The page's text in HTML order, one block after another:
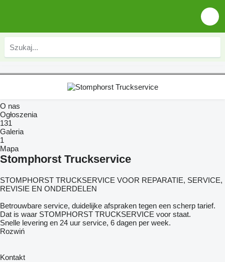
O nas
Ogłoszenia
131
Galeria
1
Mapa
Stomphorst Truckservice
STOMPHORST TRUCKSERVICE VOOR REPARATIE, SERVICE,
REVISIE EN ONDERDELEN
Betrouwbare service, duidelijke afspraken tegen een scherp tarief.
Dat is waar STOMPHORST TRUCKSERVICE voor staat.
Snelle levering en 24 uur service, 6 dagen per week.
Rozwiń
Kontakt